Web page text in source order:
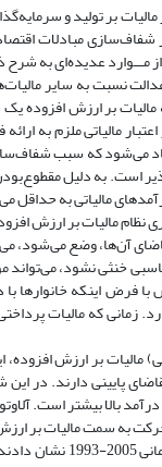
مالیات بر تولید و
مبادلات
مـــوارد عدیده‌ای به
نسبت به سایر
بر ارزش افزوده
اعتبار مالیاتی ملزم
می‌شود که سبب
است. به دلیل
مالیاتی به حداقل
مالیات بر ارزش
وضع می‌شود،
خنثی نشود،
فرض اینکه خانوارها
زمانی که مالیات
مالیات بر ارزش
دارند. در این
سلیتناکوا و